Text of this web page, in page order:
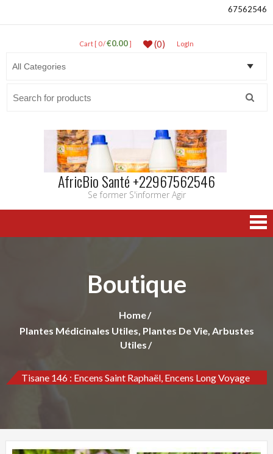
67562546
Cart [ 0 /€0.00] (0) LogIn
AfricBio Santé +22967562546
Se former S'informer Agir
Boutique
Home
Plantes Médicinales Utiles, Plantes De Vie, Arbustes
Utiles
Tisane 146 : Encens Saint Raphaël, Encens Long Voyage